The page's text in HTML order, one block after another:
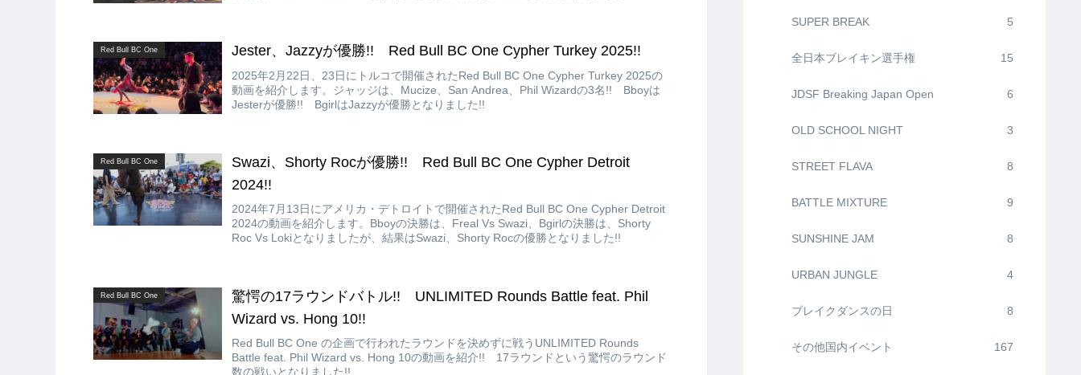
Red Bull BC One Jester、Jazzyが優勝!! Red Bull BC One Cypher Turkey 2025!!
2025年2月22日、23日にトルコで開催されたRed Bull BC One Cypher Turkey 2025の
動画を紹介します。ジャッジは、Mucize、San Andrea、Phil Wizardの3名!! Bboyは
Jesterが優勝!! BgirlはJazzyが優勝となりました!!
Red Bull BC One
Swazi、Shorty Rocが優勝!! Red Bull BC One Cypher Detroit
2024!!
2024年7月13日にアメリカ・デトロイトで開催されたRed Bull BC One Cypher Detroit
2024の動画を紹介します。Bboyの決勝は、Freal Vs Swazi、Bgirlの決勝は、Shorty
Roc Vs Lokiとなりましたが、結果はSwazi、Shorty Rocの優勝となりました!!
Red Bull BC One
驚愕の17ラウンドバトル!! UNLIMITED Rounds Battle feat. Phil
Wizard vs. Hong 10!!
Red Bull BC One の企画で行われたラウンドを決めずに戦うUNLIMITED Rounds
Battle feat. Phil Wizard vs. Hong 10の動画を紹介!! 17ラウンドという驚愕のラウンド
数の戦いとなりました!!
SUPER BREAK 5
全日本ブレイキン選手権 15
JDSF Breaking Japan Open 6
OLD SCHOOL NIGHT 3
STREET FLAVA 8
BATTLE MIXTURE 9
SUNSHINE JAM 8
URBAN JUNGLE 4
ブレイクダンスの日 8
その他国内イベント 167